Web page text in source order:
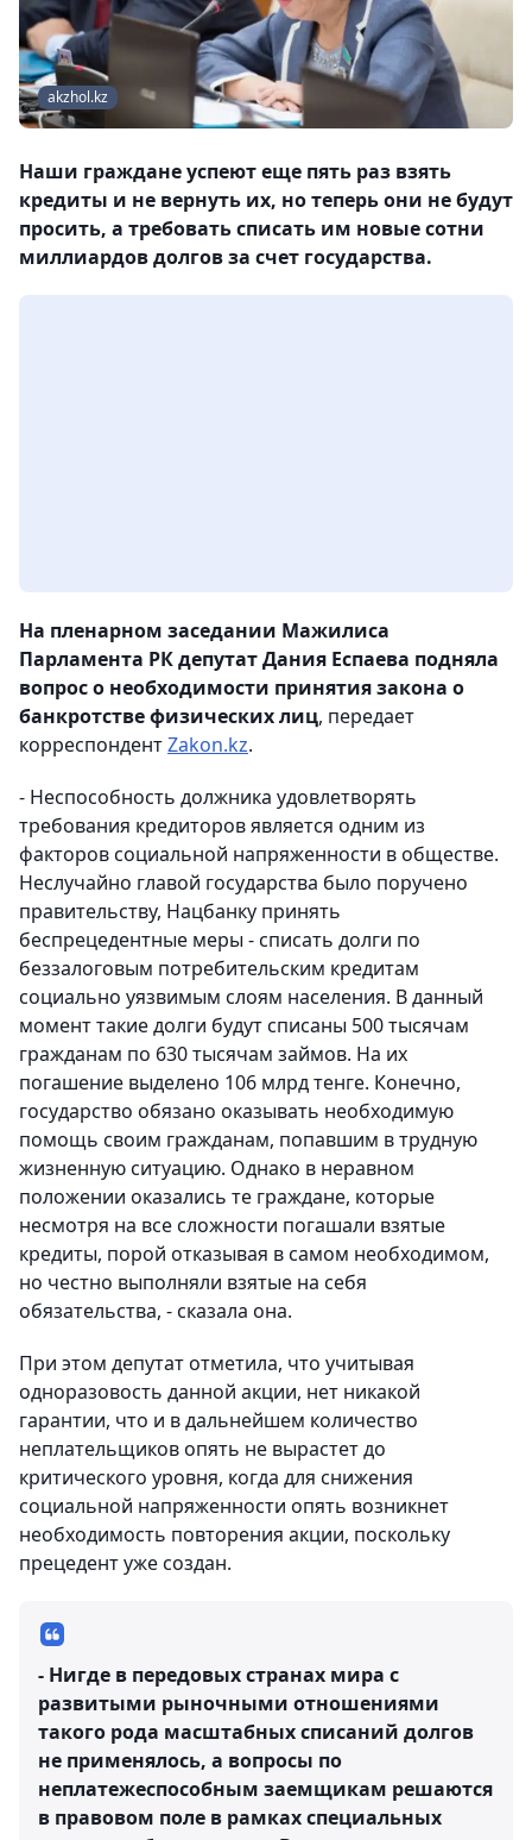
akzhol.kz
Наши граждане успеют еще пять раз взять
кредиты и не вернуть их, но теперь они не будут
просить, а требовать списать им новые сотни
миллиардов долгов за счет государства.
На пленарном заседании Мажилиса
Парламента РК депутат Дания Еспаева подняла
вопрос о необходимости принятия закона о
банкротстве физических лиц, передает
корреспондентZakon.kz.
- Неспособность должника удовлетворять
требования кредиторов является одним из
факторов социальной напряженности в обществе.
Неслучайно главой государства было поручено
правительству, Нацбанку принять
беспрецедентные меры - списать долги по
беззалоговым потребительским кредитам
социально уязвимым слоям населения. В данный
момент такие долги будут списаны 500 тысячам
гражданам по 630 тысячам займов. На их
погашение выделено 106 млрд тенге. Конечно,
государство обязано оказывать необходимую
помощь своим гражданам, попавшим в трудную
жизненную ситуацию. Однако в неравном
положении оказались те граждане, которые
несмотря на все сложности погашали взятые
кредиты, порой отказывая в самом необходимом,
но честно выполняли взятые на себя
обязательства, - сказала она.
При этом депутат отметила, что учитывая
одноразовость данной акции, нет никакой
гарантии, что и в дальнейшем количество
неплательщиков опять не вырастет до
критического уровня, когда для снижения
социальной напряженности опять возникнет
необходимость повторения акции, поскольку
прецедент уже создан.
- Нигде в передовых странах мира с
развитыми рыночными отношениями
такого рода масштабных списаний долгов
не применялось, а вопросы по
неплатежеспособным заемщикам решаются
в правовом поле в рамках специальных